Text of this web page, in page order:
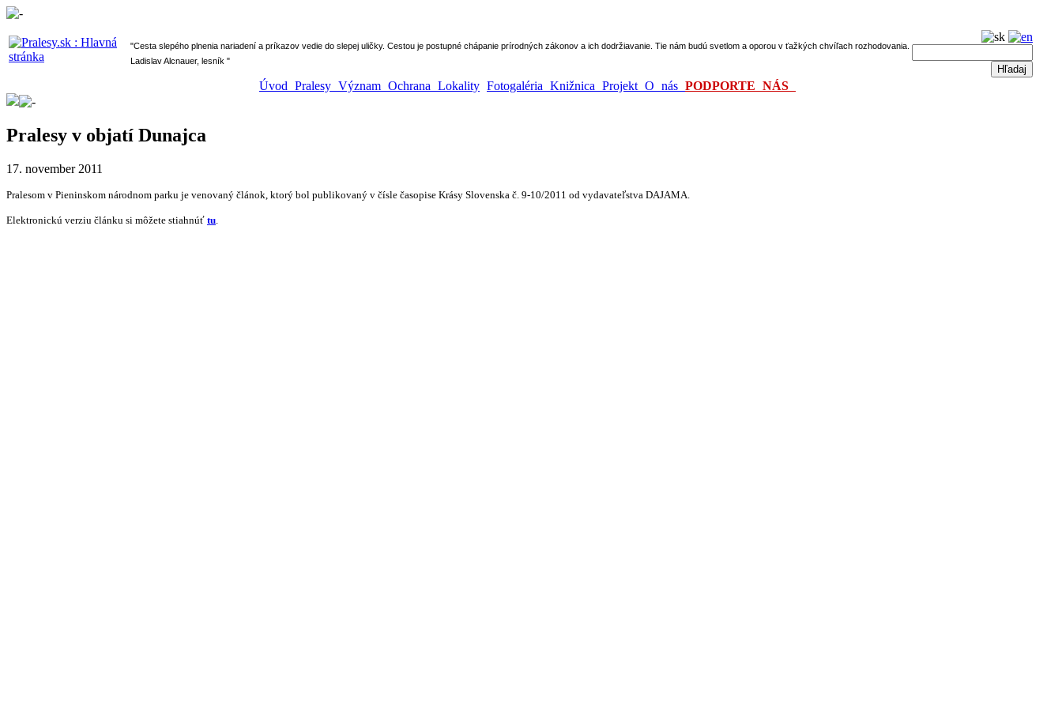
" Cesta slepého plnenia nariadení a príkazov vedie do slepej uličky. Cestou je postupné chápanie prírodných zákonov a ich dodržiavanie. Tie nám budú svetlom a oporou v ťažkých chvíľach rozhodovania.
Ladislav Alcnauer, lesník "
Úvod Pralesy Význam Ochrana Lokality Fotogaléria Knižnica Projekt O nás PODPORTE NÁS
Pralesy v objatí Dunajca
17. november 2011
Pralesom v Pieninskom národnom parku je venovaný článok, ktorý bol publikovaný v čísle časopise Krásy Slovenska č. 9-10/2011 od vydavateľstva DAJAMA.
Elektronickú verziu článku si môžete stiahnúť tu